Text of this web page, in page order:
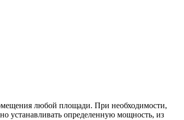
любой площади. При необходимости,
устанавливать определенную мощность, из